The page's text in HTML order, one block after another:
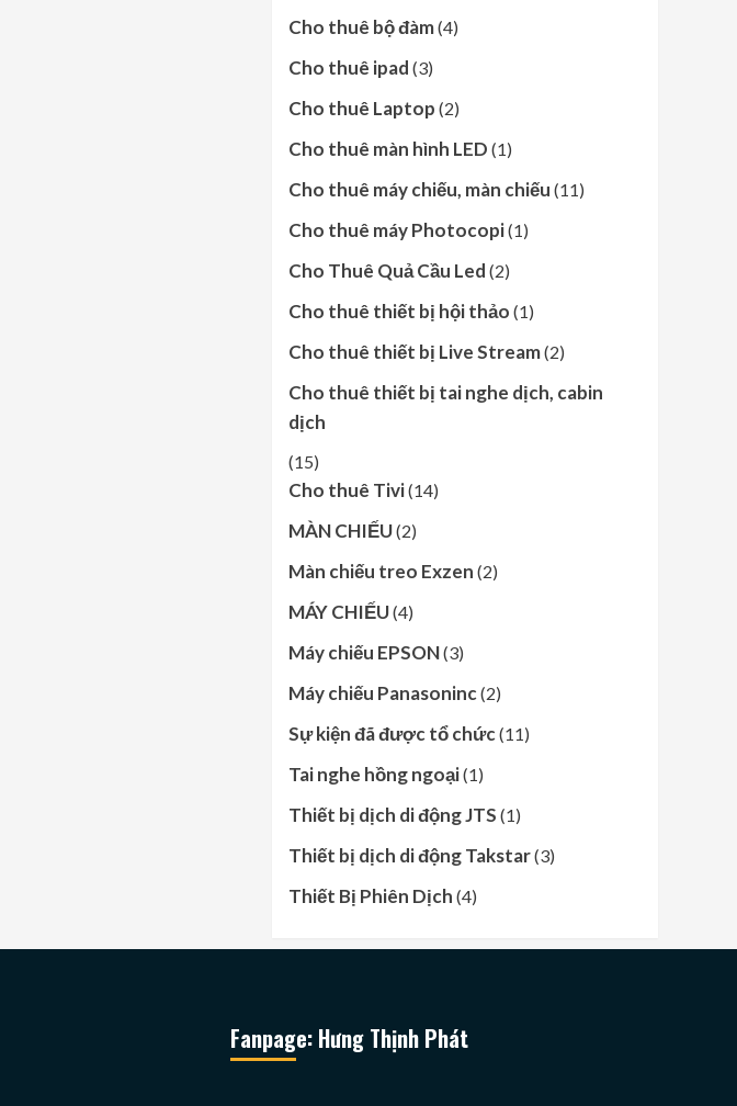
Cho thuê bộ đàm(4)
Cho thuê ipad (3)
Cho thuê Laptop (2)
Cho thuê màn hình LED (1)
Cho thuê máy chiếu, màn chiếu (11)
Cho thuê máy Photocopi(1)
Cho Thuê Quả Cầu Led (2)
Cho thuê thiết bị hội thảo (1)
Cho thuê thiết bị Live Stream(2)
Cho thuê thiết bị tai nghe dịch, cabin
dịch
(15)
Cho thuê Tivi(14)
MÀN CHIẾU(2)
Màn chiếu treo Exzen (2)
MÁY CHIẾU(4)
Máy chiếu EPSON(3)
Máy chiếu Panasoninc(2)
Sự kiện đã được tổ chức(11)
Tai nghe hồng ngoại(1)
Thiết bị dịch di động JTS (1)
Thiết bị dịch di động Takstar(3)
Thiết Bị Phiên Dịch (4)
Fanpage: Hưng Thịnh Phát